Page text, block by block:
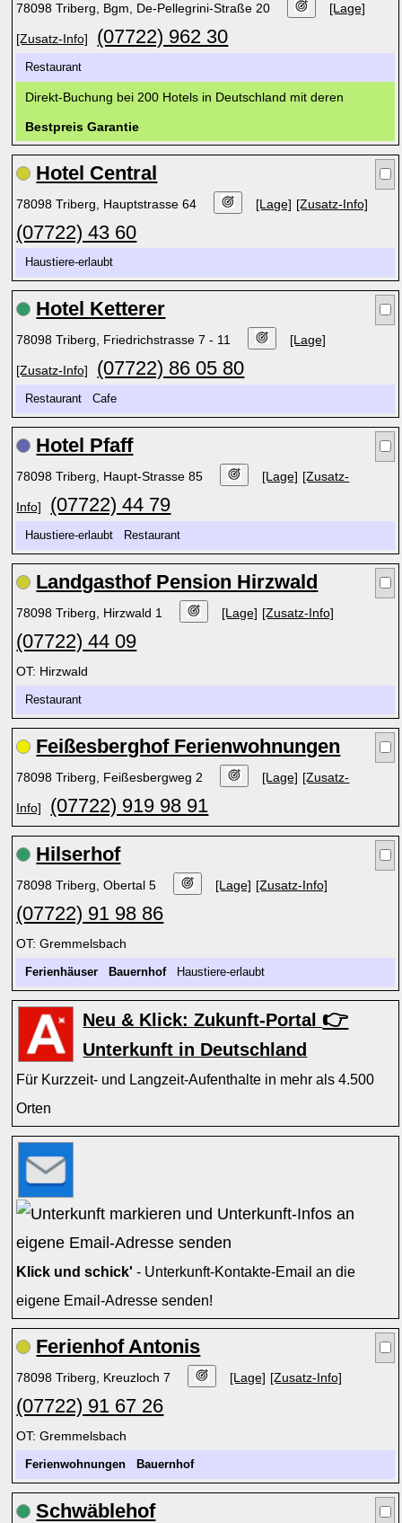
78098 Triberg, Bgm, De-Pellegrini-Straße 20 [Lage]
[Zusatz-Info] (07722) 962 30
Restaurant
Direkt-Buchung bei 200 Hotels in Deutschland mit deren
Bestpreis Garantie
Hotel Central
78098 Triberg, Hauptstrasse 64 [Lage] [Zusatz-Info]
(07722) 43 60
Haustiere-erlaubt
Hotel Ketterer
78098 Triberg, Friedrichstrasse 7 - 11 [Lage]
[Zusatz-Info] (07722) 86 05 80
Restaurant Cafe
Hotel Pfaff
78098 Triberg, Haupt-Strasse 85 [Lage] [Zusatz-
Info] (07722) 44 79
Haustiere-erlaubt Restaurant
Landgasthof Pension Hirzwald
78098 Triberg, Hirzwald 1 [Lage] [Zusatz-Info]
(07722) 44 09
OT: Hirzwald
Restaurant
Feißesberghof Ferienwohnungen
78098 Triberg, Feißesbergweg 2 [Lage] [Zusatz-
Info] (07722) 919 98 91
Hilserhof
78098 Triberg, Obertal 5 [Lage] [Zusatz-Info]
(07722) 91 98 86
OT: Gremmelsbach
Ferienhäuser BauernhofHaustiere-erlaubt
Neu & Klick: Zukunft-Portal 👉
Unterkunft in Deutschland
Für Kurzzeit- und Langzeit-Aufenthalte in mehr als 4.500
Orten
Klick und schick' - Unterkunft-Kontakte-Email an die
eigene Email-Adresse senden!
Ferienhof Antonis
78098 Triberg, Kreuzloch 7 [Lage] [Zusatz-Info]
(07722) 91 67 26
OT: Gremmelsbach
Ferienwohnungen Bauernhof
Schwäblehof